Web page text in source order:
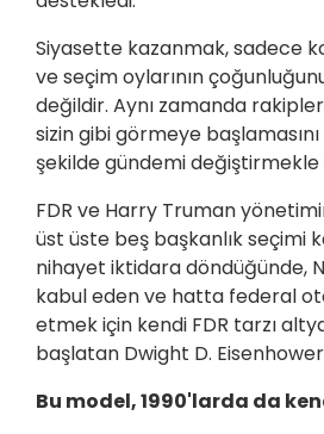
Siyasette kazanmak, sadece
ve seçim oylarının
değildir. Aynı zamanda
sizin gibi görmeye
şekilde gündemi değiştirmekle
FDR ve Harry Truman
üst üste beş başkanlık seçimi
nihayet iktidara döndüğünde,
kabul eden ve hatta federal
etmek için kendi FDR tarzı
başlatan Dwight D.
Bu model, 1990'larda da